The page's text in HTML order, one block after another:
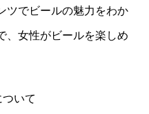
ツでビールの魅力をわか
、女性がビールを楽しめ
いて